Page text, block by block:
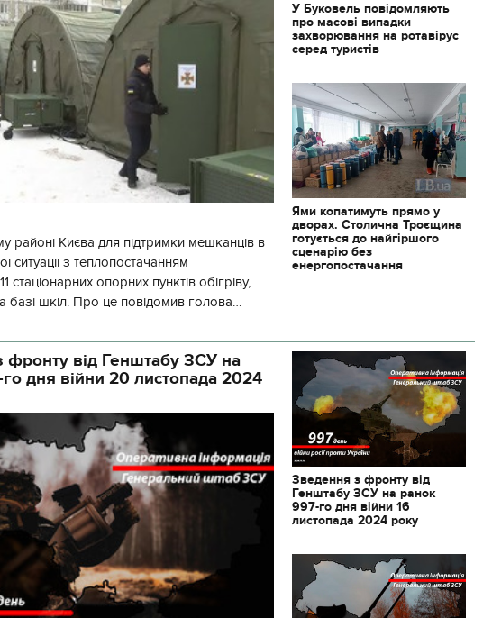
районі Києва для підтримки мешканців в
ситуації з теплопостачанням
стаціонарних опорних пунктів обігріву,
базі шкіл. Про це повідомив голова
У Буковель повідомляють
про масові випадки
захворювання на ротавірус
серед туристів
Ями копатимуть прямо у
дворах. Столична Троєщина
готується до найгіршого
сценарію без
енергопостачання
фронту від Генштабу ЗСУ на
дня війни 20 листопада 2024
Зведення з фронту від
Генштабу ЗСУ на ранок
997-го дня війни 16
листопада 2024 року